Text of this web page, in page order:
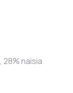
naisia